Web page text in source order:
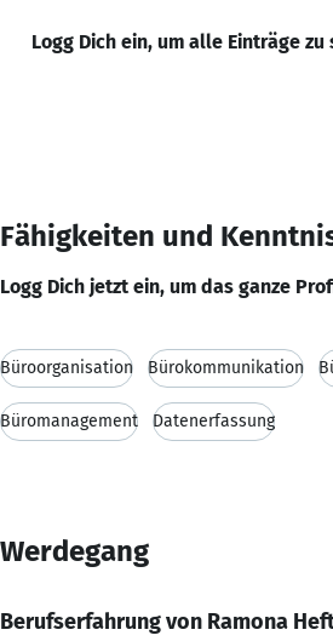
Logg Dich ein, um alle Einträge zu
Fähigkeiten und
Logg Dich jetzt ein, um das ganze
Büroorganisation Bürokommunikation
Büromanagement Datenerfassung
Werdegang
Berufserfahrung von Ramona